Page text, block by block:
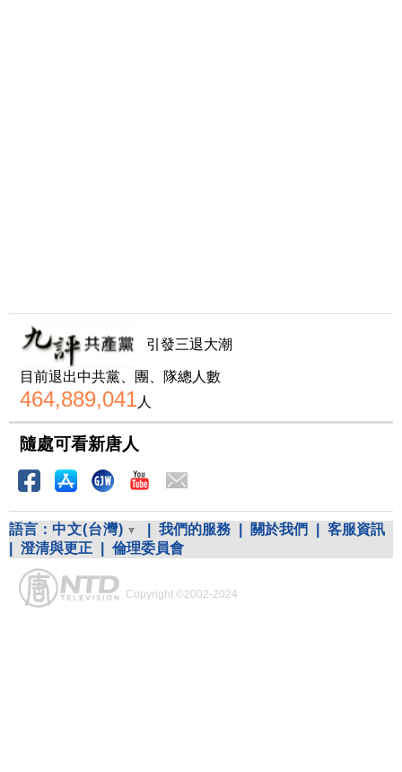
引發三退大潮
目前退出中共黨、團、隊總人數
464,889,041人
隨處可看新唐人
語言： 中文(台灣) 我們的服務 關於我們
客服資訊
澄清與更正 倫理委員會
Copyright ©2002-2024